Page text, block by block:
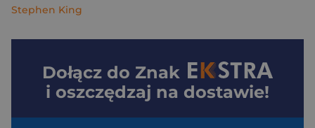
Stephen King
Dołącz do Znak
i oszczędzaj na dostawie!